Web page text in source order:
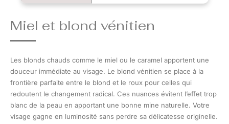
Miel et blond vénitien
Les blonds chauds comme le miel ou le caramel apportent une
douceur immédiate au visage. Le blond vénitien se place à la
frontière parfaite entre le blond et le roux pour celles qui
redoutent le changement radical. Ces nuances évitent l’effet trop
blanc de la peau en apportant une bonne mine naturelle. Votre
visage gagne en luminosité sans perdre sa délicatesse originelle.